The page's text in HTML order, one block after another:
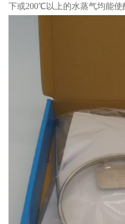
下或200℃以上的水蒸气均能使